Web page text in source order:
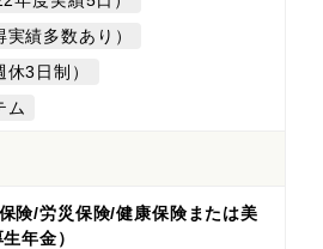
績多数あり）
3日制）
ム
険/労災保険/健康保険または美
年金）